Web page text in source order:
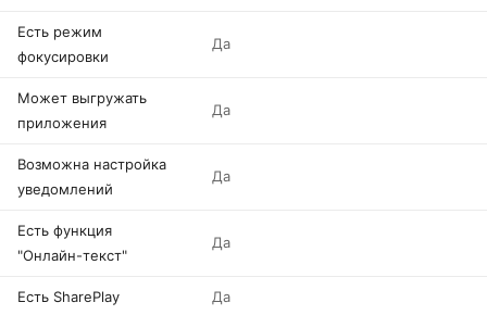
Есть режим
фокусировки
Да
Может выгружать
приложения
Да
Возможна настройка
уведомлений
Да
Есть функция
"Онлайн-текст"
Да
Есть SharePlay Да